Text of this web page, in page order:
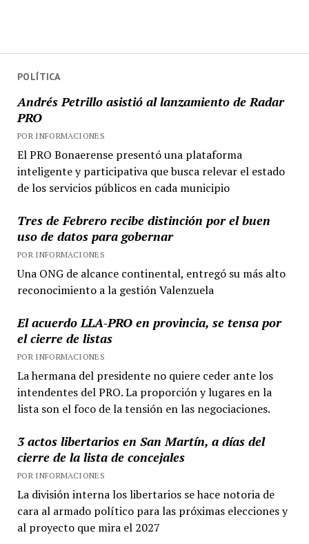
POLÍTICA
Andrés Petrillo asistió al lanzamiento de Radar
PRO
POR INFORMACIONES
El PRO Bonaerense presentó una plataforma
inteligente y participativa que busca relevar el estado
de los servicios públicos en cada municipio
Tres de Febrero recibe distinción por el buen
uso de datos para gobernar
POR INFORMACIONES
Una ONG de alcance continental, entregó su más alto
reconocimiento a la gestión Valenzuela
El acuerdo LLA-PRO en provincia, se tensa por
el cierre de listas
POR INFORMACIONES
La hermana del presidente no quiere ceder ante los
intendentes del PRO. La proporción y lugares en la
lista son el foco de la tensión en las negociaciones.
3 actos libertarios en San Martín, a días del
cierre de la lista de concejales
POR INFORMACIONES
La división interna los libertarios se hace notoria de
cara al armado político para las próximas elecciones y
al proyecto que mira el 2027